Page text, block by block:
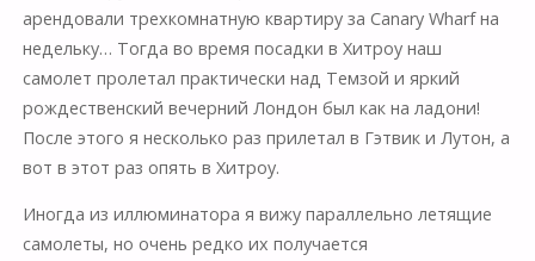
арендовали трехкомнатную квартиру за Canary Wharf на
недельку… Тогда во время посадки в Хитроу наш
самолет пролетал практически над Темзой и яркий
рождественский вечерний Лондон был как на ладони!
После этого я несколько раз прилетал в Гэтвик и Лутон, а
вот в этот раз опять в Хитроу.
Иногда из иллюминатора я вижу параллельно летящие
самолеты, но очень редко их получается